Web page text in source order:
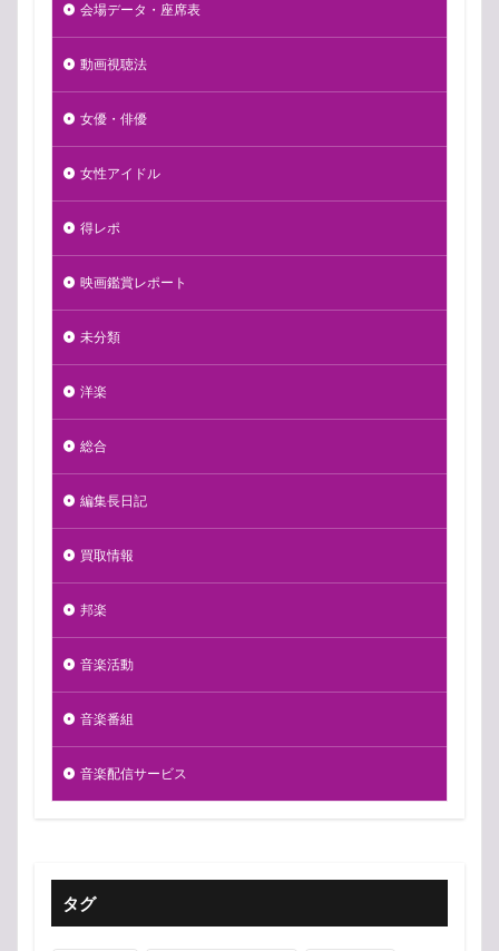
会場データ・座席表
動画視聴法
女優・俳優
女性アイドル
得レポ
映画鑑賞レポート
未分類
洋楽
総合
編集長日記
買取情報
邦楽
音楽活動
音楽番組
音楽配信サービス
タグ